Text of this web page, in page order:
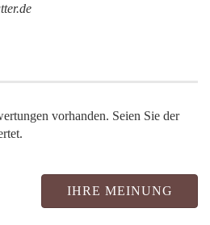
vorhanden. Seien Sie der
IHRE MEINUNG